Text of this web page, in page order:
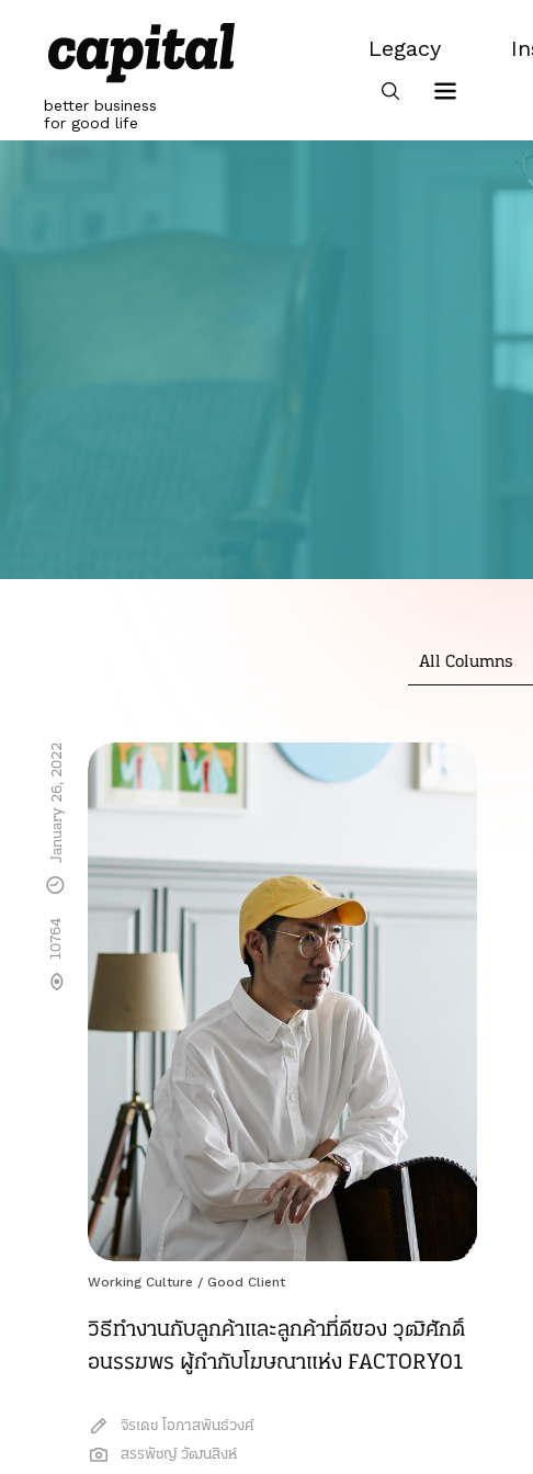
content
better business
for good life
Legacy
Legacy
All Columns
Working Culture / Good Client
วิธีทำงานกับลูกค้าและลูกค้าที่ดีของ วุฒิศักดิ์
อนรรฆพร ผู้กำกับโฆษณาแห่ง FACTORY01
จิรเดช โอภาสพันธ์วงศ์
สรรพัชญ์ วัฒนสิงห์
10764
January 26, 2022